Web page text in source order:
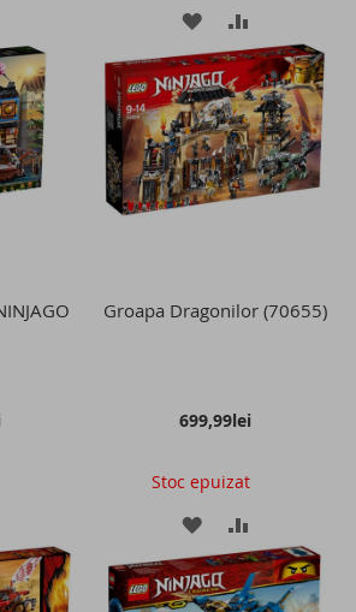
ADAUGATI
LA
LISTA
DE
DORINTE
PENTRU
Groapa Dragonilor (70655)
699,99lei
Stoc epuizat
ADAUGATI
LA
LISTA
PENTRU